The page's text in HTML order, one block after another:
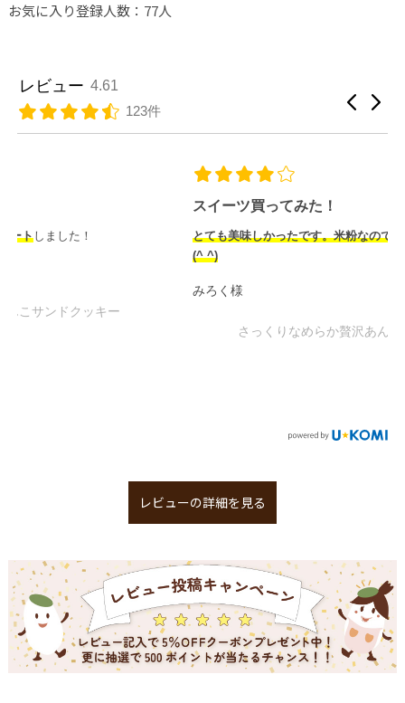
お気に入り登録人数：77人
レビュー 4.61
123件
とても美味しかったです。米粉なので安心していただけました
さっくりなめらか贅沢あんこサンドクッキー
レビューの詳細を見る